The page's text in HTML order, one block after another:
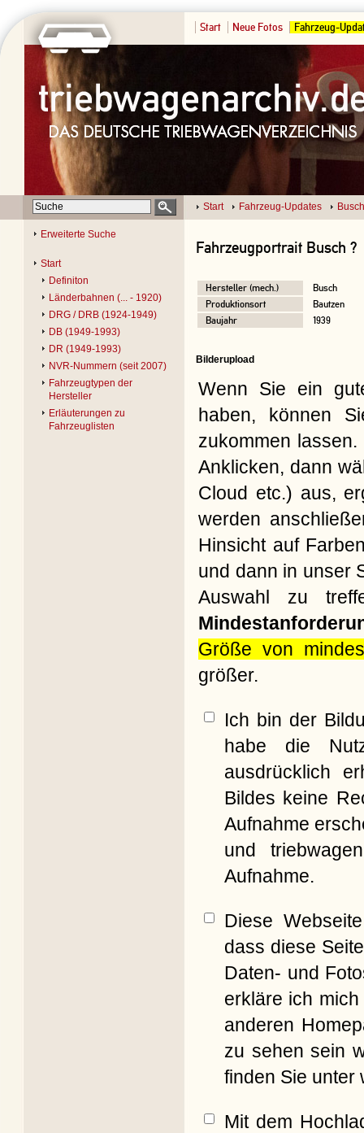
Start Neue Fotos Fahrzeug-
Start Fahrzeug-Updates
Erweiterte Suche
Start
Definiton
Länderbahnen (... - 1920)
DRG / DRB (1924-1949)
DB (1949-1993)
DR (1949-1993)
NVR-Nummern (seit 2007)
Fahrzeugtypen der
Hersteller
Erläuterungen zu
Fahrzeuglisten
Fahrzeugportrait Busch ?
Hersteller (mech.)
Busch
Produktionsort
Bautzen
Baujahr
1939
Bilderupload
Wenn Sie ein
haben, können
zukommen
Anklicken, dann
Cloud etc.) aus,
werden
Hinsicht auf
und dann in unser
Auswahl zu
Größe von
größer.
Ich bin der
habe die
ausdrücklich
Bildes keine
Aufnahme
und
Aufnahme.
Diese
dass diese
Daten- und
erkläre ich
anderen
zu sehen sein
finden Sie unter
Mit dem